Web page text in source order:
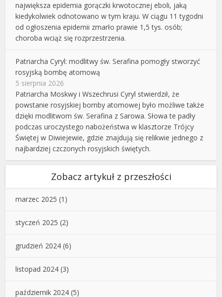
największa epidemia gorączki krwotocznej eboli, jaką
kiedykolwiek odnotowano w tym kraju. W ciągu 11 tygodni
od ogłoszenia epidemii zmarło prawie 1,5 tys. osób;
choroba wciąż się rozprzestrzenia.
Patriarcha Cyryl: modlitwy św. Serafina pomogły stworzyć
rosyjską bombę atomową
5 sierpnia 2026
Patriarcha Moskwy i Wszechrusi Cyryl stwierdził, że
powstanie rosyjskiej bomby atomowej było możliwe także
dzięki modlitwom św. Serafina z Sarowa. Słowa te padły
podczas uroczystego nabożeństwa w klasztorze Trójcy
Świętej w Diwiejewie, gdzie znajdują się relikwie jednego z
najbardziej czczonych rosyjskich świętych.
Zobacz artykuł z przeszłości
marzec 2025 (1)
styczeń 2025 (2)
grudzień 2024 (6)
listopad 2024 (3)
październik 2024 (5)